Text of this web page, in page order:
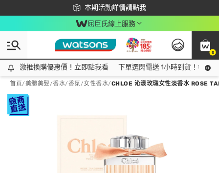
本期活動詳情請點我
下載app最高回饋$350
屈臣氏線上服務
0
激推換購優惠價！立即點我看
激推換購優惠價！立即點我看 下單選閃電送 1小時到貨！領神
首頁/美體美髮/香水/香氛/女性香水/CHLOE 沁漾玫瑰女性淡香水 ROSE